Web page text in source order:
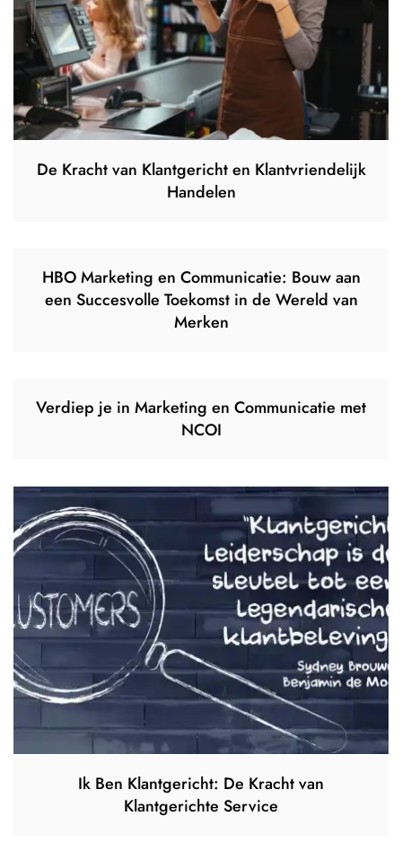
De Kracht van Klantgericht en Klantvriendelijk
Handelen
HBO Marketing en Communicatie: Bouw aan
een Succesvolle Toekomst in de Wereld van
Merken
Verdiep je in Marketing en Communicatie met
NCOI
Ik Ben Klantgericht: De Kracht van
Klantgerichte Service